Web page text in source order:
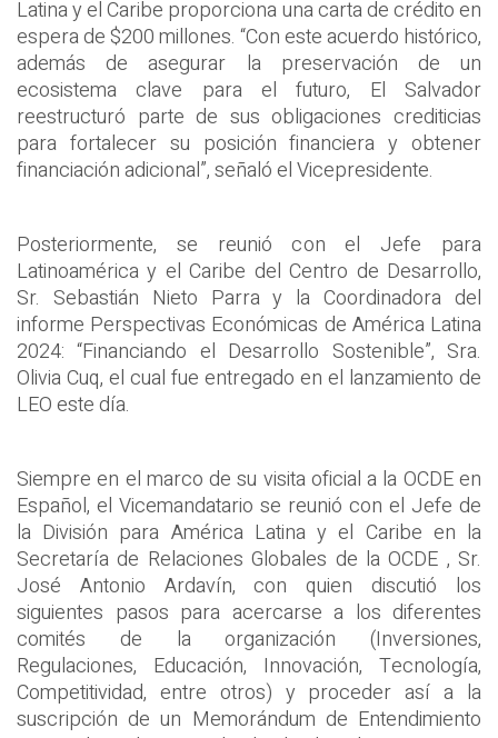
Latina y el Caribe proporciona una carta de crédito en
espera de $200 millones. “Con este acuerdo histórico,
además de asegurar la preservación de un
ecosistema clave para el futuro, El Salvador
reestructuró parte de sus obligaciones crediticias
para fortalecer su posición financiera y obtener
financiación adicional”, señaló el Vicepresidente.
Posteriormente, se reunió con el Jefe para
Latinoamérica y el Caribe del Centro de Desarrollo,
Sr. Sebastián Nieto Parra y la Coordinadora del
informe Perspectivas Económicas de América Latina
2024: “Financiando el Desarrollo Sostenible”, Sra.
Olivia Cuq, el cual fue entregado en el lanzamiento de
LEO este día.
Siempre en el marco de su visita oficial a la OCDE en
Español, el Vicemandatario se reunió con el Jefe de
la División para América Latina y el Caribe en la
Secretaría de Relaciones Globales de la OCDE , Sr.
José Antonio Ardavín, con quien discutió los
siguientes pasos para acercarse a los diferentes
comités de la organización (Inversiones,
Regulaciones, Educación, Innovación, Tecnología,
Competitividad, entre otros) y proceder así a la
suscripción de un Memorándum de Entendimiento